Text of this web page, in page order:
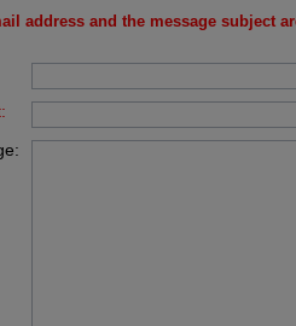
address and the message subject